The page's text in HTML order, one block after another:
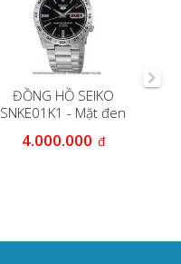
ĐỒNG HỒ SEIKO
SNKE01K1 - Mặt đen
4.000.000 đ